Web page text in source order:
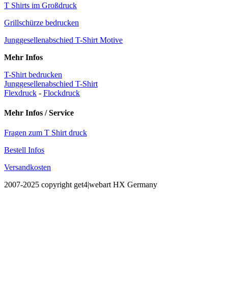
T Shirts im Großdruck
Grillschürze bedrucken
Junggesellenabschied T-Shirt Motive
Mehr Infos
T-Shirt bedrucken
Junggesellenabschied T-Shirt
Flexdruck - Flockdruck
Mehr Infos / Service
Fragen zum T Shirt druck
Bestell Infos
Versandkosten
2007-2025 copyright get4|webart HX Germany